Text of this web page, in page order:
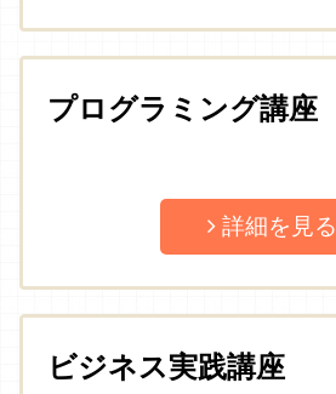
プログラミング講座
詳細を見る
ビジネス実践講座